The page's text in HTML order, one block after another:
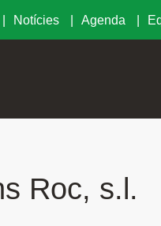
Notícies Agenda
Roc, s.l.